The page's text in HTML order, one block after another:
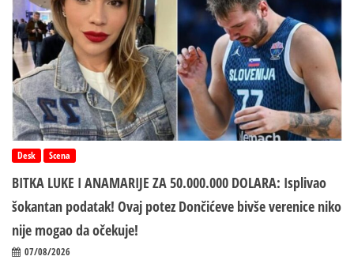
Desk Scena
BITKA LUKE I ANAMARIJE ZA 50.000.000 DOLARA: Isplivao
šokantan podatak! Ovaj potez Dončićeve bivše verenice niko
nije mogao da očekuje!
07/08/2026